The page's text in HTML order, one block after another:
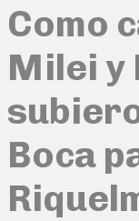
Como
Milei y
Boca